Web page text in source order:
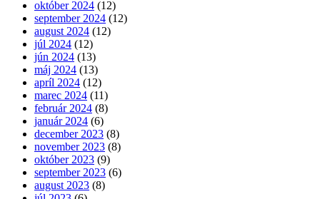
október 2024 (12)
september 2024 (12)
august 2024 (12)
júl 2024 (12)
jún 2024 (13)
máj 2024 (13)
apríl 2024 (12)
marec 2024 (11)
február 2024 (8)
január 2024 (6)
december 2023 (8)
november 2023 (8)
október 2023 (9)
september 2023 (6)
august 2023 (8)